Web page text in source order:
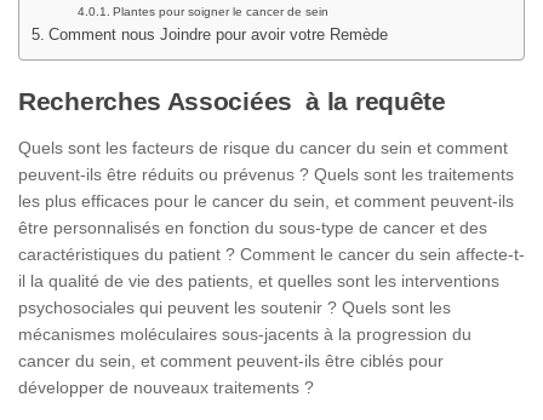
Plantes pour soigner le cancer de sein
Comment nous Joindre pour avoir votre Remède
Recherches Associées à la requête
Quels sont les facteurs de risque du cancer du sein et comment
peuvent-ils être réduits ou prévenus ? Quels sont les traitements
les plus efficaces pour le cancer du sein, et comment peuvent-ils
être personnalisés en fonction du sous-type de cancer et des
caractéristiques du patient ? Comment le cancer du sein affecte-t-
il la qualité de vie des patients, et quelles sont les interventions
psychosociales qui peuvent les soutenir ? Quels sont les
mécanismes moléculaires sous-jacents à la progression du
cancer du sein, et comment peuvent-ils être ciblés pour
développer de nouveaux traitements ?